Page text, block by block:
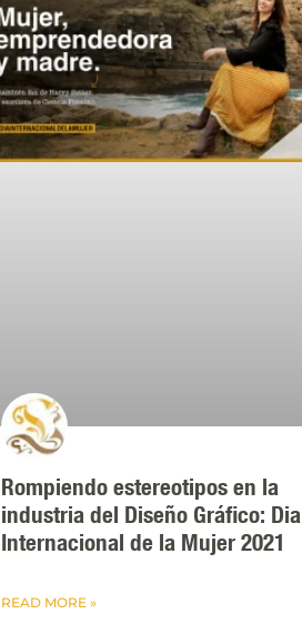
Rompiendo estereotipos en la
industria del Diseño Gráfico: Dia
Internacional de la Mujer 2021
READ MORE »